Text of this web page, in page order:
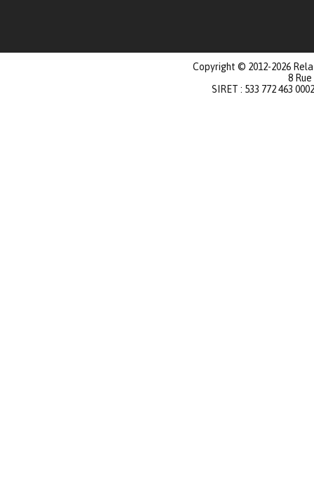
Copyright © 2012-2026
8
SIRET : 533 772 463